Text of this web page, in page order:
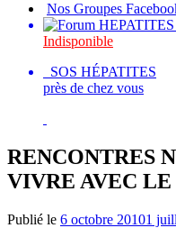
Nos Groupes
Indisponible
SOS HÉPATITES
près de chez vous
RENCONTRES
VIVRE AVEC LE
Publié le 6 octobre 20101